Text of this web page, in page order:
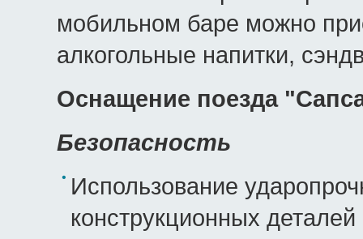
мобильном баре можно
алкогольные напитки,
Оснащение поезда
Безопасность
Использование
конструкционных